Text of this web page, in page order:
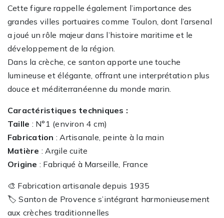
Cette figure rappelle également l’importance des
grandes villes portuaires comme Toulon, dont l’arsenal
a joué un rôle majeur dans l’histoire maritime et le
développement de la région.
Dans la crèche, ce santon apporte une touche
lumineuse et élégante, offrant une interprétation plus
douce et méditerranéenne du monde marin.
Caractéristiques techniques :
Taille : N°1 (environ 4 cm)
Fabrication : Artisanale, peinte à la main
Matière : Argile cuite
Origine : Fabriqué à Marseille, France
🎨 Fabrication artisanale depuis 1935
🏷️ Santon de Provence s’intégrant harmonieusement
aux crèches traditionnelles